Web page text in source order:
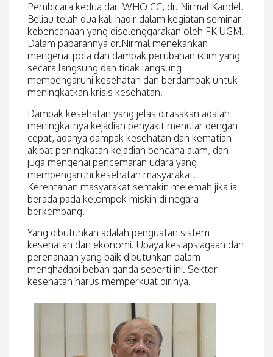
Pembicara kedua dari WHO CC, dr. Nirmal Kandel.
Beliau telah dua kali hadir dalam kegiatan seminar
kebencanaan yang diselenggarakan oleh FK UGM.
Dalam paparannya dr.Nirmal menekankan
mengenai pola dan dampak perubahan iklim yang
secara langsung dan tidak langsung
mempengaruhi kesehatan dan berdampak untuk
meningkatkan krisis kesehatan.
Dampak kesehatan yang jelas dirasakan adalah
meningkatnya kejadian penyakit menular dengan
cepat, adanya dampak kesehatan dan kematian
akibat peningkatan kejadian bencana alam, dan
juga mengenai pencemaran udara yang
mempengaruhi kesehatan masyarakat.
Kerentanan masyarakat semakin melemah jika ia
berada pada kelompok miskin di negara
berkembang.
Yang dibutuhkan adalah penguatan sistem
kesehatan dan ekonomi. Upaya kesiapsiagaan dan
perenanaan yang baik dibutuhkan dalam
menghadapi beban ganda seperti ini. Sektor
kesehatan harus memperkuat dirinya.